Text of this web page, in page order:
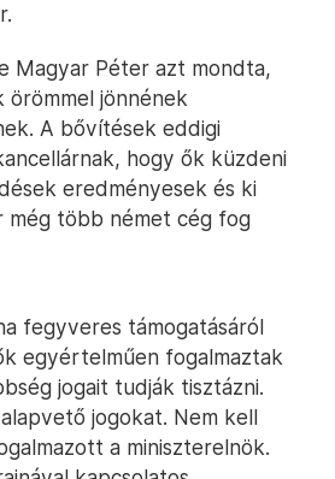
Magyar Péter azt mondta,
jönnének
A bővítések eddigi
hogy ők küzdeni
eredményesek és ki
több német cég fog
fegyveres támogatásáról
egyértelműen fogalmaztak
jogait tudják tisztázni.
jogokat. Nem kell
a miniszterelnök.